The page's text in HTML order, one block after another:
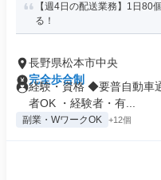
【週4日の配送業務】1日
る！
長野県松本市中央
完全歩合制
経験・資格 ◆要普自動車
者OK ・経験者・有...
副業・WワークOK +12個